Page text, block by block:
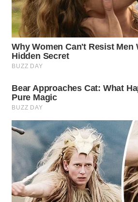
WN
PRIANGAN
TIMUR
WN
SEMARANG
WN
SOLO
WN
BOROBUDUR
WN
MADURA
WN